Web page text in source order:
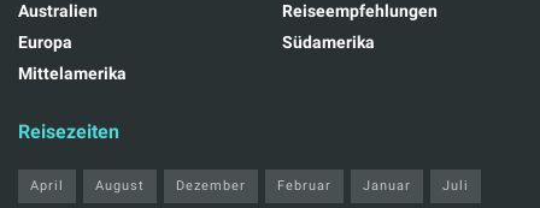
Australien
Europa
Mittelamerika
Reiseempfehlungen
Südamerika
Reisezeiten
April August Dezember Februar Januar Juli